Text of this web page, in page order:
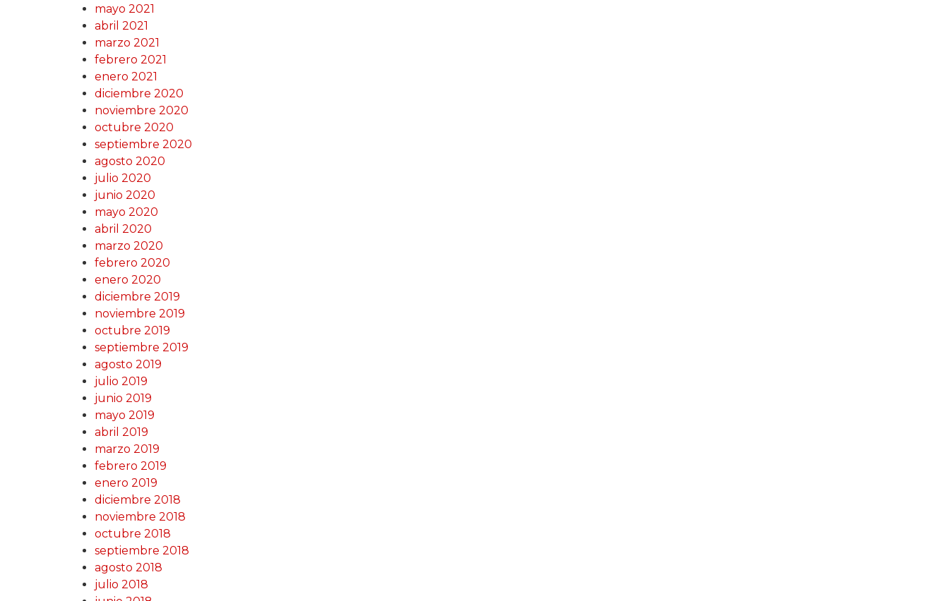
mayo 2021
abril 2021
marzo 2021
febrero 2021
enero 2021
diciembre 2020
noviembre 2020
octubre 2020
septiembre 2020
agosto 2020
julio 2020
junio 2020
mayo 2020
abril 2020
marzo 2020
febrero 2020
enero 2020
diciembre 2019
noviembre 2019
octubre 2019
septiembre 2019
agosto 2019
julio 2019
junio 2019
mayo 2019
abril 2019
marzo 2019
febrero 2019
enero 2019
diciembre 2018
noviembre 2018
octubre 2018
septiembre 2018
agosto 2018
julio 2018